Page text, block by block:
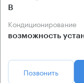
B
Кондиционирование
возможность
Позвонить